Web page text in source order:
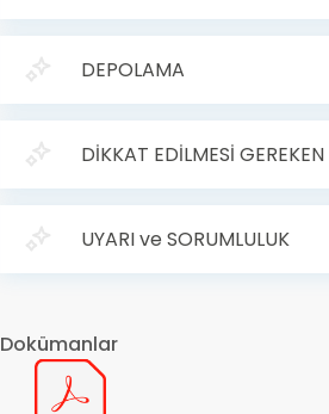
DEPOLAMA
DİKKAT EDİLMESİ
UYARI ve SORUMLULUK
Dokümanlar